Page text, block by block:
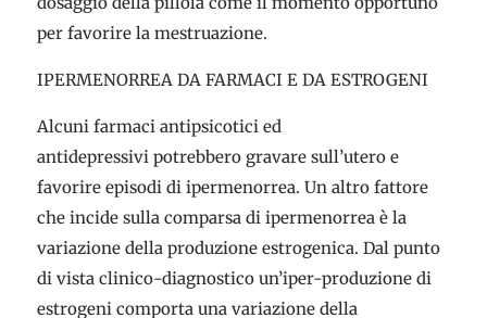
per favorire la mestruazione.
IPERMENORREA DA FARMACI E DA ESTROGENI
Alcuni farmaci antipsicotici ed
antidepressivi potrebbero gravare sull’utero e
favorire episodi di ipermenorrea. Un altro fattore
che incide sulla comparsa di ipermenorrea è la
variazione della produzione estrogenica. Dal punto
di vista clinico-diagnostico un’iper-produzione di
estrogeni comporta una variazione della